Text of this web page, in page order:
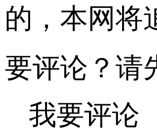
的，本网将
要评论？请
我要评论